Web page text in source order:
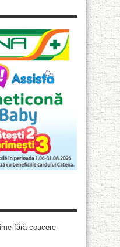
fără coacere